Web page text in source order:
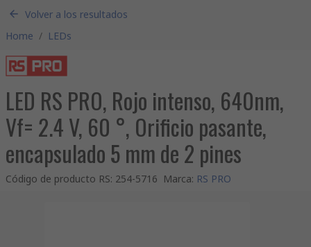
Volver a los resultados
Home / LEDs
LED RS PRO, Rojo intenso, 640nm,
Vf= 2.4 V, 60 °, Orificio pasante,
encapsulado 5 mm de 2 pines
Código de producto RS: 254-5716 Marca: RS PRO